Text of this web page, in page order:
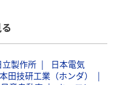
囲の状況や意見を聞
を最大限に活かせるよ
立製作所
日本電気
本田技研工業（ホンダ）